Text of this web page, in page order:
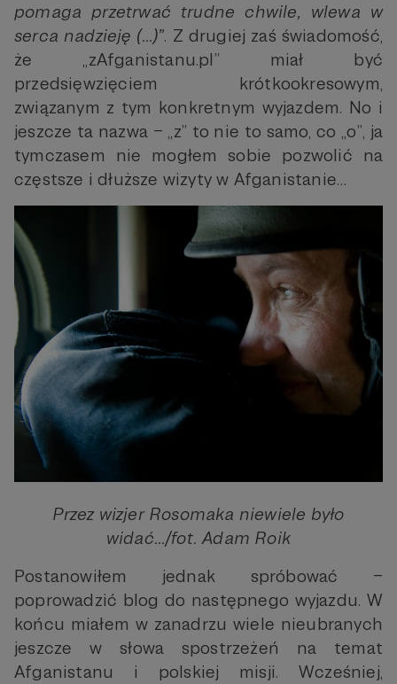
pomaga przetrwać trudne chwile, wlewa w
serca nadzieję (…)”. Z drugiej zaś świadomość,
że „zAfganistanu.pl” miał być
przedsięwzięciem krótkookresowym,
związanym z tym konkretnym wyjazdem. No i
jeszcze ta nazwa – „z” to nie to samo, co „o”, ja
tymczasem nie mogłem sobie pozwolić na
częstsze i dłuższe wizyty w Afganistanie…
Przez wizjer Rosomaka niewiele było
widać…/fot. Adam Roik
Postanowiłem jednak spróbować –
poprowadzić blog do następnego wyjazdu. W
końcu miałem w zanadrzu wiele nieubranych
jeszcze w słowa spostrzeżeń na temat
Afganistanu i polskiej misji. Wcześniej,